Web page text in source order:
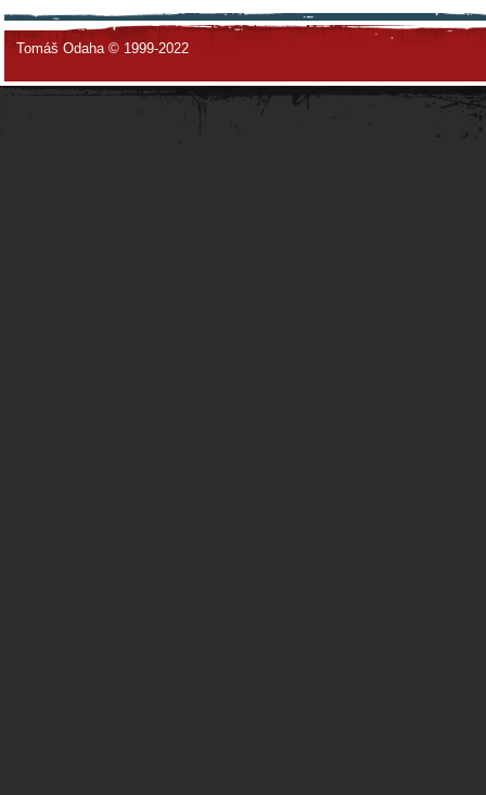
Tomáš Odaha © 1999-2022